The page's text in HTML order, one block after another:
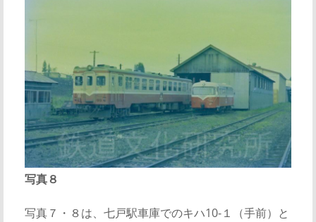
写真８
写真７・８は、七戸駅車庫でのキハ10-１（手前）と